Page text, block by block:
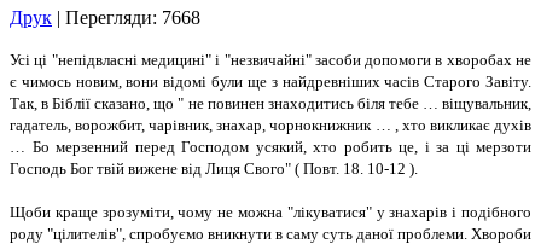
Друк | Перегляди: 7668
Усі ці "непідвласні медицині" і "незвичайні" засоби допомоги в хворобах не
є чимось новим, вони відомі були ще з найдревніших часів Старого Завіту.
Так, в Біблії сказано, що " не повинен знаходитись біля тебе … віщувальник,
гадатель, ворожбит, чарівник, знахар, чорнокнижник … , хто викликає духів
… Бо мерзенний перед Господом усякий, хто робить це, і за ці мерзоти
Господь Бог твій вижене від Лиця Свого" ( Повт. 18. 10-12 ).
Щоби краще зрозуміти, чому не можна "лікуватися" у знахарів і подібного
роду "цілителів", спробуємо вникнути в саму суть даної проблеми. Хвороби